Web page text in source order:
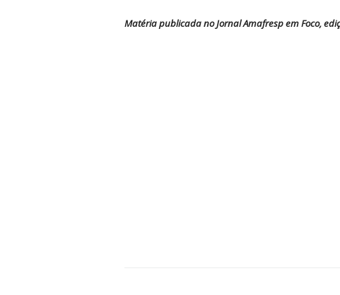
Matéria publicada no Jornal Amafresp em Foco,